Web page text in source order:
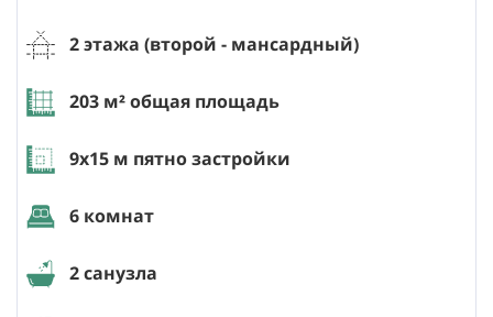
2 этажа (второй - мансардный)
203 м² общая площадь
9х15 м пятно застройки
6 комнат
2 санузла